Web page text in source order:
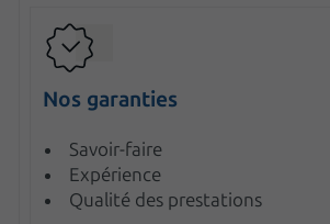
Nos garanties
Savoir-faire
Expérience
Qualité des prestations